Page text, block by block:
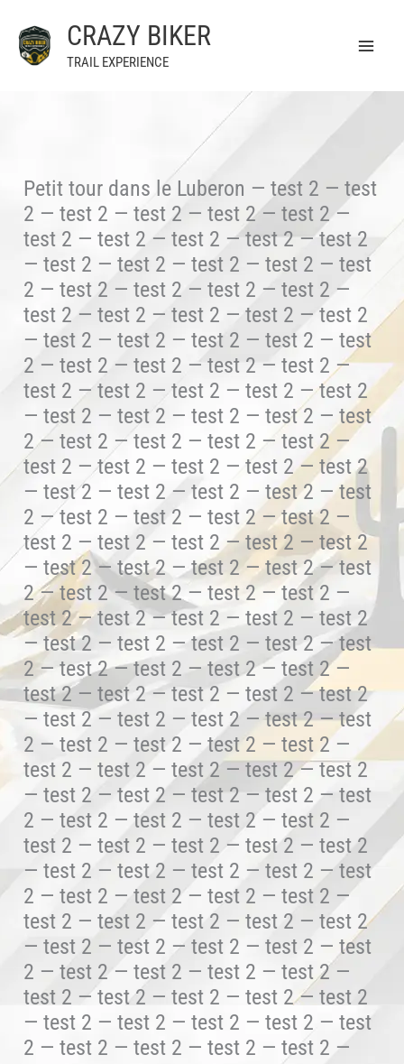
contenu
CRAZY BIKER
TRAIL EXPERIENCE
Petit tour dans le Luberon — test 2 — test
2 — test 2 — test 2 — test 2 — test 2 —
test 2 — test 2 — test 2 — test 2 — test 2
— test 2 — test 2 — test 2 — test 2 — test
2 — test 2 — test 2 — test 2 — test 2 —
test 2 — test 2 — test 2 — test 2 — test 2
— test 2 — test 2 — test 2 — test 2 — test
2 — test 2 — test 2 — test 2 — test 2 —
test 2 — test 2 — test 2 — test 2 — test 2
— test 2 — test 2 — test 2 — test 2 — test
2 — test 2 — test 2 — test 2 — test 2 —
test 2 — test 2 — test 2 — test 2 — test 2
— test 2 — test 2 — test 2 — test 2 — test
2 — test 2 — test 2 — test 2 — test 2 —
test 2 — test 2 — test 2 — test 2 — test 2
— test 2 — test 2 — test 2 — test 2 — test
2 — test 2 — test 2 — test 2 — test 2 —
test 2 — test 2 — test 2 — test 2 — test 2
— test 2 — test 2 — test 2 — test 2 — test
2 — test 2 — test 2 — test 2 — test 2 —
test 2 — test 2 — test 2 — test 2 — test 2
— test 2 — test 2 — test 2 — test 2 — test
2 — test 2 — test 2 — test 2 — test 2 —
test 2 — test 2 — test 2 — test 2 — test 2
— test 2 — test 2 — test 2 — test 2 — test
2 — test 2 — test 2 — test 2 — test 2 —
test 2 — test 2 — test 2 — test 2 — test 2
— test 2 — test 2 — test 2 — test 2 — test
2 — test 2 — test 2 — test 2 — test 2 —
test 2 — test 2 — test 2 — test 2 — test 2
— test 2 — test 2 — test 2 — test 2 — test
2 — test 2 — test 2 — test 2 — test 2 —
test 2 — test 2 — test 2 — test 2 — test 2
— test 2 — test 2 — test 2 — test 2 — test
2 — test 2 — test 2 — test 2 — test 2 —